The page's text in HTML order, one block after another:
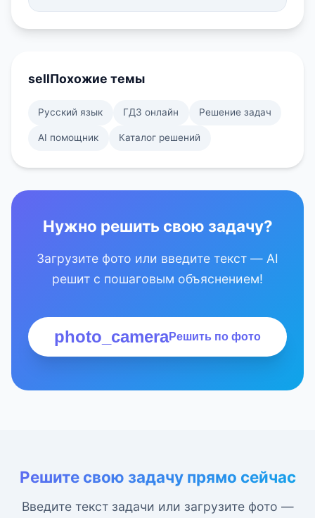
sellПохожие темы
Русский язык ГДЗ онлайн Решение задач
AI помощник Каталог решений
Нужно решить свою задачу?
Загрузите фото или введите текст — AI
решит с пошаговым объяснением!
photo_cameraРешить по фото
Решите свою задачу прямо сейчас
Введите текст задачи или загрузите фото —